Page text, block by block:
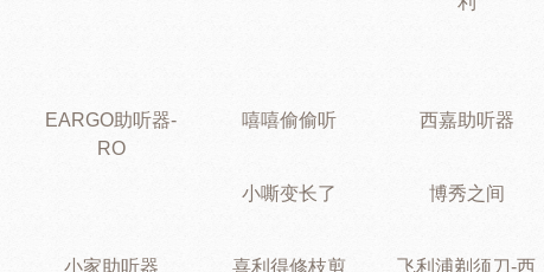
EARGO助听器-
RO
嘻嘻偷偷听 西嘉助听器
小嘶变长了 博秀之间
小家助听器 喜利得修枝剪
飞利浦剃须刀-西